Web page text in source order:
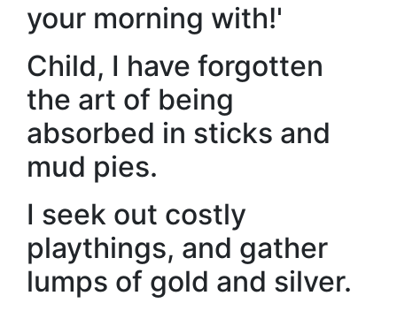
your morning with!'
Child, I have forgotten
the art of being
absorbed in sticks and
mud pies.
I seek out costly
playthings, and gather
lumps of gold and silver.